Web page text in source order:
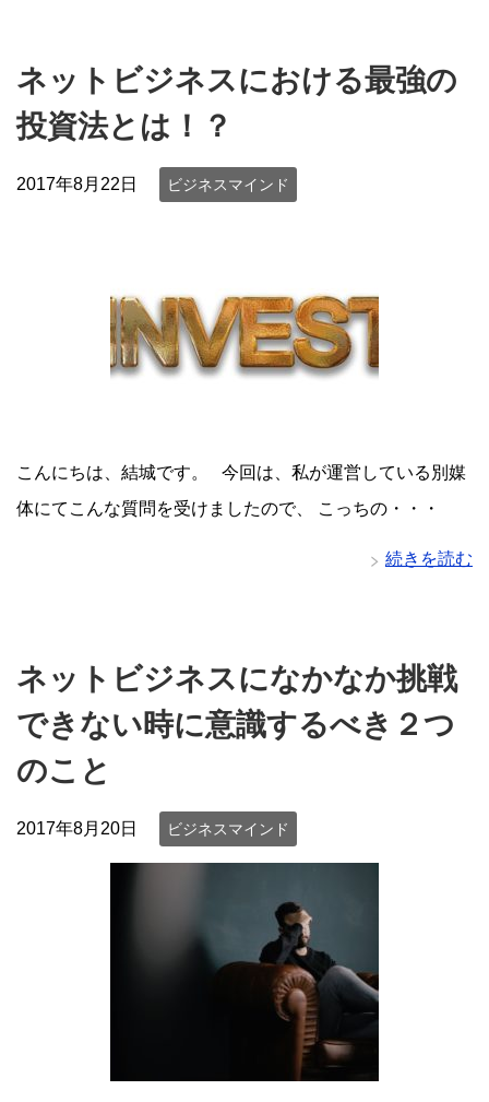
ネットビジネスにおける最強の
投資法とは！？
2017年8月22日 ビジネスマインド
こんにちは、結城です。 今回は、私が運営している別媒
体にてこんな質問を受けましたので、 こっちの・・・
続きを読む
ネットビジネスになかなか挑戦
できない時に意識するべき２つ
のこと
2017年8月20日 ビジネスマインド